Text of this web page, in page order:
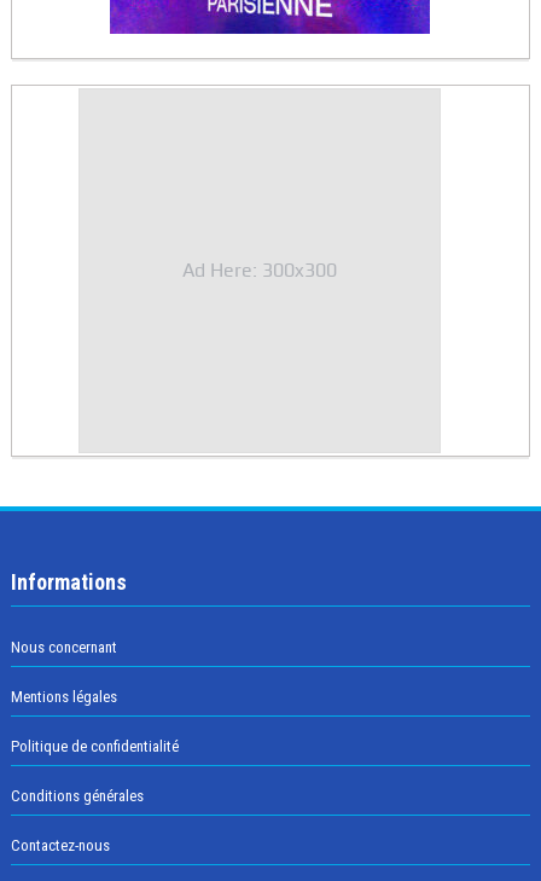
Ad Here: 300x300
Informations
Nous concernant
Mentions légales
Politique de confidentialité
Conditions générales
Contactez-nous